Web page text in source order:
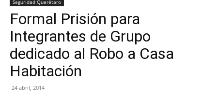
Seguridad Querétaro
Formal Prisión para
Integrantes de Grupo
dedicado al Robo a Casa
Habitación
24 abril, 2014